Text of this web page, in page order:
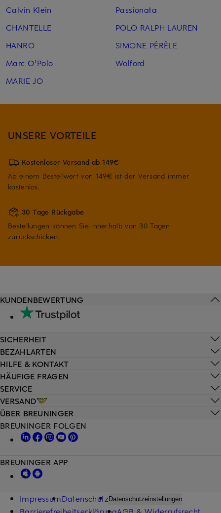
Calvin Klein
CHANTELLE
HANRO
Marc O'Polo
MARIE JO
Passionata
POLO RALPH LAUREN
SIMONE PÉRÈLE
Wolford
UNSERE VORTEILE
Kostenloser Versand ab 149€
Ab einem Bestellwert von 149€ ist der Versand immer
kostenlos.
30 Tage Rückgabe
Bestellungen können Sie innerhalb von 30 Tagen
zurückschicken.
HILFE & KONTAKT
HÄUFIGE FRAGEN
SERVICE
VERSAND
KUNDENBEWERTUNG
SICHERHEIT
BEZAHLARTEN
ÜBER BREUNINGER
BREUNINGER FOLGEN
BREUNINGER APP
ImpressumDatenschutzDatenschutzeinstellungen